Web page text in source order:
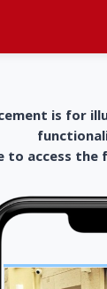
is for
to access